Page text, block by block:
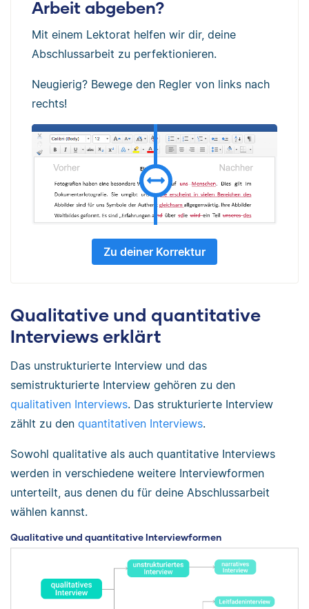
Arbeit abgeben?
Mit einem Lektorat helfen wir dir, deine
Abschlussarbeit zu perfektionieren.
Neugierig? Bewege den Regler von links nach
rechts!
Zu deiner Korrektur
Qualitative und quantitative
Interviews erklärt
Das unstrukturierte Interview und das
semistrukturierte Interview gehören zu den
qualitativen Interviews. Das strukturierte Interview
zählt zu den quantitativen Interviews.
Sowohl qualitative als auch quantitative Interviews
werden in verschiedene weitere Interviewformen
unterteilt, aus denen du für deine Abschlussarbeit
wählen kannst.
Qualitative und quantitative Interviewformen